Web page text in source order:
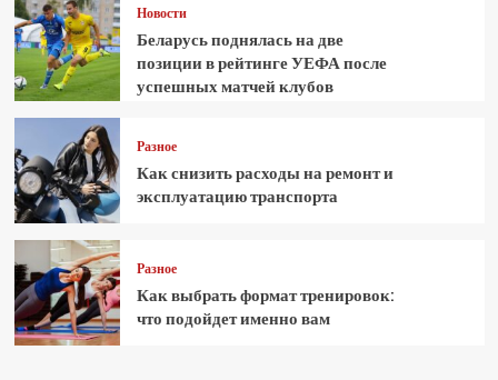
Новости
Беларусь поднялась на две
позиции в рейтинге УЕФА после
успешных матчей клубов
Разное
Как снизить расходы на ремонт и
эксплуатацию транспорта
Разное
Как выбрать формат тренировок:
что подойдет именно вам